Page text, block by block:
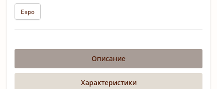
Евро
Описание
Характеристики